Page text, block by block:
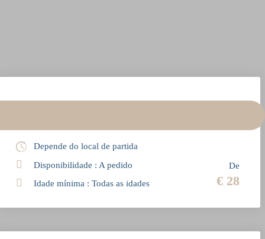
De
€ 28
Depende do local de partida
Disponibilidade : A pedido
Idade mínima : Todas as idades